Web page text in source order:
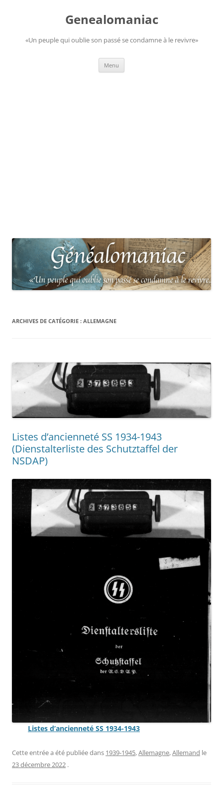
Genealomaniac
«Un peuple qui oublie son passé se condamne à le revivre»
Menu
ARCHIVES DE CATÉGORIE : ALLEMAGNE
Listes d’ancienneté SS 1934-1943
(Dienstalterliste des Schutztaffel der
NSDAP)
Listes d’ancienneté SS 1934-1943
Cette entrée a été publiée dans 1939-1945,Allemagne,Allemand le
23 décembre 2022 .